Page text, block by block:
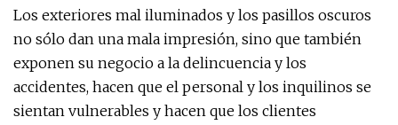
Los exteriores mal iluminados y los pasillos oscuros
no sólo dan una mala impresión, sino que también
exponen su negocio a la delincuencia y los
accidentes, hacen que el personal y los inquilinos se
sientan vulnerables y hacen que los clientes